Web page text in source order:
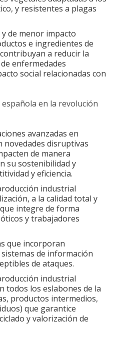
y resistentes a plagas
de menor impacto
e ingredientes de
a reducir la
enfermedades
social relacionadas con
en la revolución
avanzadas en
disruptivas
de manera
su sostenibilidad y
y eficiencia.
industrial
a la calidad total y
integre de forma
y trabajadores
que incorporan
de información
de ataques.
industrial
todos los eslabones de la
productos intermedios,
que garantice
y valorización de